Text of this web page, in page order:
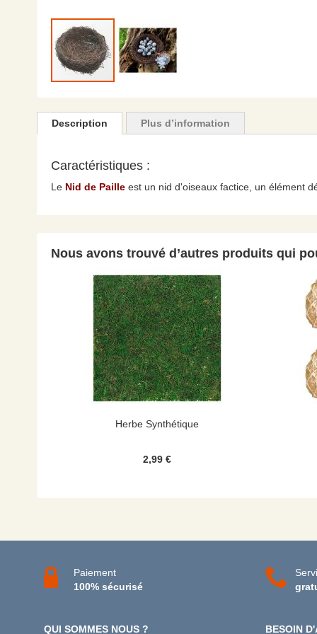
the
beginning
the
gallery
Description
Caractéristiques :
Le Nid de Paille est un nid d'oiseaux factice, un élément
Plus d’information
Nous avons trouvé d’autres produits qui
Herbe Synthétique
2,99 €
Paiement
100% sécurisé
QUI SOMMES NOUS ? BESOIN